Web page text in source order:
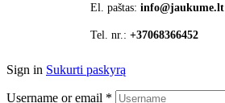
El. paštas: info@jaukume.lt
Tel. nr.: +37068366452
Sign in Sukurti paskyrą
Username or email *